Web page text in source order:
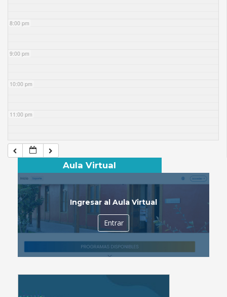
8:00 pm
9:00 pm
10:00 pm
11:00 pm
Aula Virtual
Ingresar al Aula Virtual
Entrar